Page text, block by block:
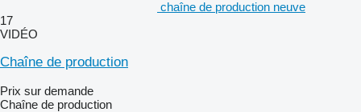
chaîne de production neuve
17
VIDÉO
Chaîne de production
Prix sur demande
Chaîne de production